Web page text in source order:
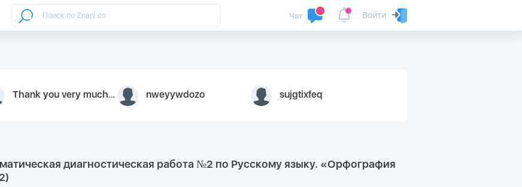
Войти
Чат
Thank you very much for your inquiry We appreciate you 9126052 https://youtube.com faceapple ! nweyywdozo sujgtixfeq
диагностическая работа №2 по Русскому языку. «Орфография